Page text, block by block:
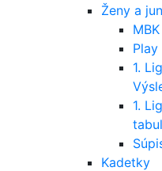
Ženy a
1.
1.
Kadetky